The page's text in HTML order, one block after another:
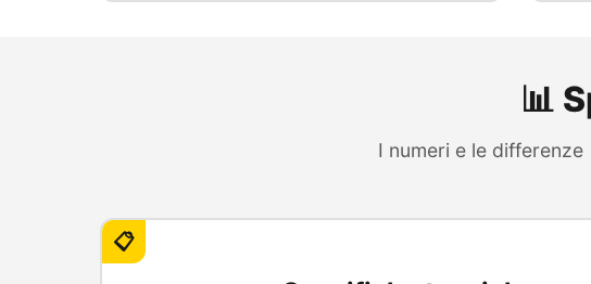
📊
I numeri e le differenze
📋